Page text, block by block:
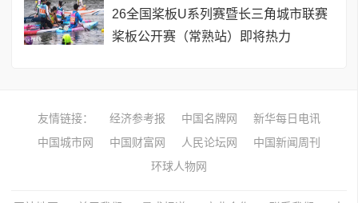
26全国桨板U系列赛暨长三角城市联赛
桨板公开赛（常熟站）即将热力
友情链接： 经济参考报 中国名牌网
新华每日电讯
中国城市网
中国财富网 人民论坛网
中国新闻周刊
环球人物网